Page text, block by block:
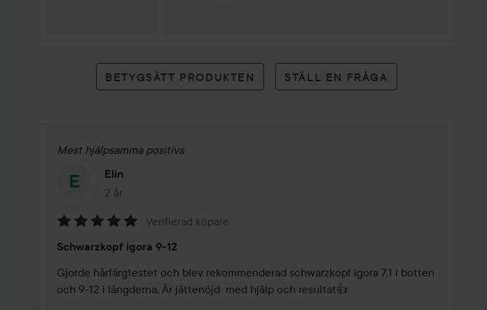
betyg
BETYGSÄTT PRODUKTEN STÄLL EN FRÅGA
Mest hjälpsamma positiva
Elin
2 år
Inlägget skapades 2 år
5
av
5
Verifierad köpare
Schwarzkopf igora 9-12
Gjorde hårfärgtestet och blev rekommenderad schwarzkopf igora 7.1 i botten
och 9-12 i längderna. Är jättenöjd  med hjälp och resultat👍